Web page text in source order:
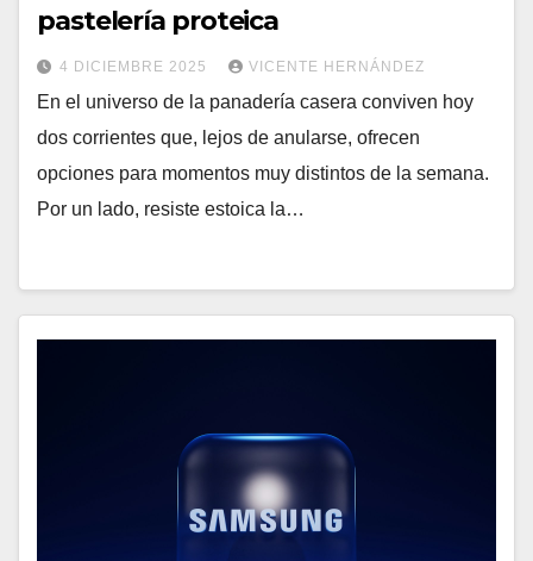
pastelería proteica
4 DICIEMBRE 2025 VICENTE HERNÁNDEZ
En el universo de la panadería casera conviven hoy
dos corrientes que, lejos de anularse, ofrecen
opciones para momentos muy distintos de la semana.
Por un lado, resiste estoica la…